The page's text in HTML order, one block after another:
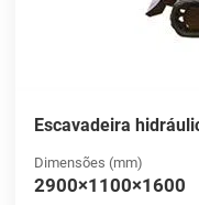
Escavadeira
Dimensões (mm)
2900×1100×1600